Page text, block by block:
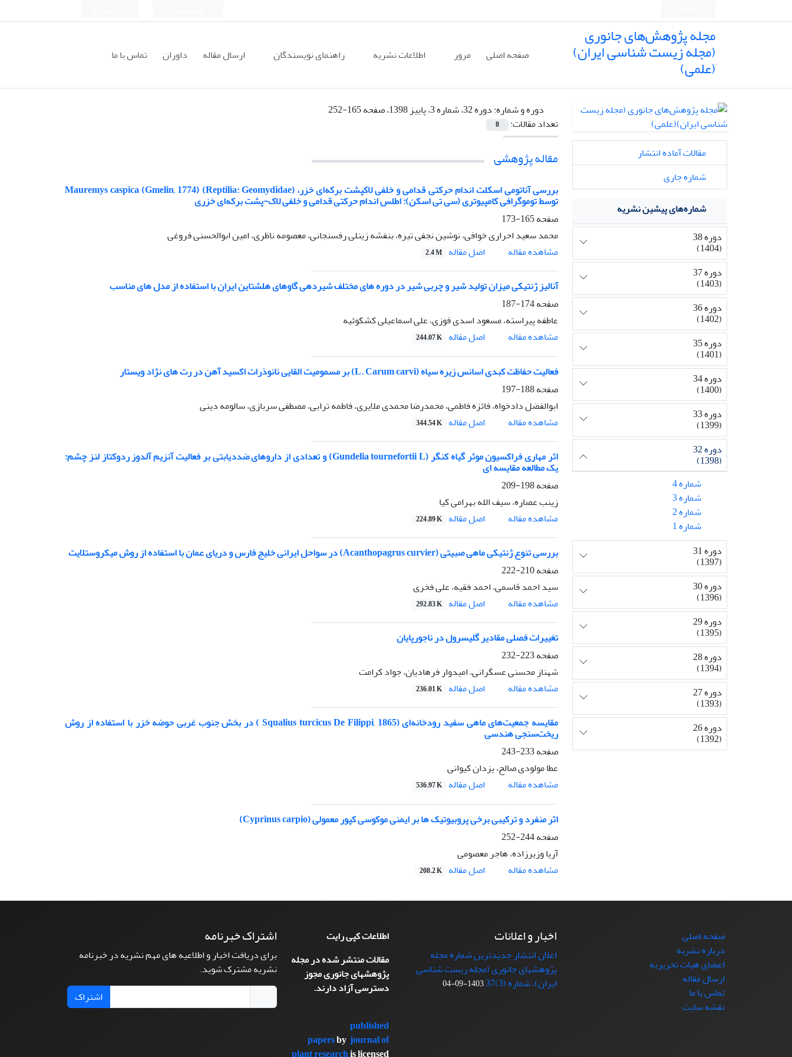
مجله پژوهش‌های جانوری
(مجله زیست شناسی ایران)
(علمی) صفحه اصلی مرور اطلاعات نشریه راهنمای نویسندگان ارسال مقاله داوران تماس با ما
دوره و شماره:دوره 32، شماره 3، پاییز 1398، صفحه 165-252
تعداد مقالات:
8
مقاله پژوهشی
بررسی آناتومی اسکلت اندام حرکتی قدامی و خلفی لاکپشت برکه‌ای خزر، Mauremys caspica (Gmelin, 1774) (Reptilia: Geomydidae)
توسط توموگرافی کامپیوتری (سی تی اسکن): اطلس اندام حرکتی قدامی و خلفی لاک-پشت برکه‌ای خزری
صفحه165-173
محمد سعید احراری خوافی، نوشین نجفی تیره، بنفشه زینلی رفسنجانی، معصومه ناظری، امین ابوالحسنی فروغی
مشاهده مقاله
اصل مقاله 2.4 M
آنالیز ژنتیکی میزان تولید شیر و چربی شیر در دوره های مختلف شیردهی گاوهای هلشتاین ایران با استفاده از مدل های مناسب
صفحه174-187
عاطفه پیراسته، مسعود اسدی فوزی، علی اسماعیلی کشکوئیه
مشاهده مقاله
اصل مقاله 244.07 K
فعالیت حفاظت کبدی اسانس زیره سیاه (L. Carum carvi) بر مسمومیت القایی نانوذرات اکسید آهن در رت های نژاد ویستار
صفحه188-197
ابوالفضل دادخواه، فائزه فاطمی، محمدرضا محمدی ملایری، فاطمه ترابی، مصطفی سربازی، سالومه دینی
مشاهده مقاله
اصل مقاله 344.54 K
اثر مهاری فراکسیون موثر گیاه کنگر (Gundelia tournefortii L) و تعدادی از داروهای ضددیابتی بر فعالیت آنزیم آلدوز ردوکتاز لنز چشم:
یک مطالعه مقایسه ای
صفحه198-209
زینب عصاره، سیف الله بهرامی کیا
مشاهده مقاله
اصل مقاله 224.89 K
بررسی تنوع ژنتیکی ماهی صبیتی (Acanthopagrus curvier) در سواحل ایرانی خلیج فارس و دریای عمان با استفاده از روش میکروستلایت
صفحه210-222
سید احمد قاسمی، احمد فقیه، علی فخری
مشاهده مقاله
اصل مقاله 292.83 K
تغییرات فصلی مقادیر گلیسرول در ناجورپایان
صفحه223-232
شهناز محسنی عسگرانی، امیدوار فرهادیان، جواد کرامت
مشاهده مقاله
اصل مقاله 236.01 K
مقایسه‌ جمعیت‌های ماهی سفید رودخانه‌ای (Squalius turcicus De Filippi, 1865 ) در بخش جنوب غربی حوضه خزر با استفاده از روش
ریخت‌سنجی هندسی
صفحه233-243
عطا مولودی صالح، یزدان کیوانی
مشاهده مقاله
اصل مقاله 536.97 K
اثر منفرد و ترکیبی برخی پروبیوتیک ها بر ایمنی موکوسی کپور معمولی (Cyprinus carpio)
صفحه244-252
آریا وزیرزاده، هاجر معصومی
مشاهده مقاله
اصل مقاله 208.2 K
مقالات آماده انتشار
شماره جاری
شماره‌های پیشین نشریه
دوره 38
(1404)
دوره 37
(1403)
دوره 36
(1402)
دوره 35
(1401)
دوره 34
(1400)
دوره 33
(1399)
دوره 32
(1398)
شماره 4
شماره 3
شماره 2
شماره 1
دوره 31
(1397)
دوره 30
(1396)
دوره 29
(1395)
دوره 28
(1394)
دوره 27
(1393)
دوره 26
(1392)
صفحه اصلی
درباره نشریه
اعضای هیات تحریریه
ارسال مقاله
تماس با ما
نقشه سایت
اخبار و اعلانات
اعلان انتشار جدیدترین شماره مجله
پژوهشهای جانوری (مجله زیست شناسی
ایران)، شماره (3)37
1403-09-04
اطلاعات کپی رایت
مقالات منتشر شده در مجله
پژوهشهای جانوری مجوز
دسترسی آزاد دارند.
published
papersbyjournal of
اشتراک خبرنامه
برای دریافت اخبار و اطلاعیه های مهم نشریه در خبرنامه
نشریه مشترک شوید.
اشتراک